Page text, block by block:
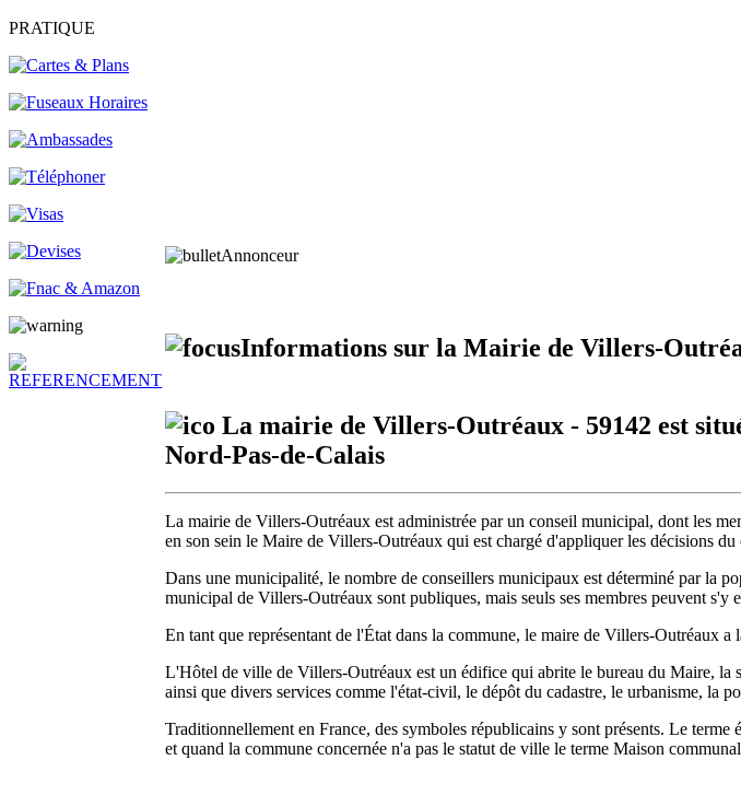
PRATIQUE
Annonceur
Informations sur la Mairie de Villers-
La mairie de Villers-Outréaux - 59142 est
Nord-Pas-de-Calais
La mairie de Villers-Outréaux est administrée par un conseil municipal, dont les
en son sein le Maire de Villers-Outréaux qui est chargé d'appliquer les décisions
Dans une municipalité, le nombre de conseillers municipaux est déterminé par la
municipal de Villers-Outréaux sont publiques, mais seuls ses membres peuvent s'y
En tant que représentant de l'État dans la commune, le maire de Villers-Outréaux
L'Hôtel de ville de Villers-Outréaux est un édifice qui abrite le bureau du Maire,
ainsi que divers services comme l'état-civil, le dépôt du cadastre, le urbanisme, la
Traditionnellement en France, des symboles républicains y sont présents. Le
et quand la commune concernée n'a pas le statut de ville le terme Maison